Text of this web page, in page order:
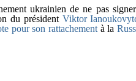
ukrainien de ne pas
du président Viktor
pour son rattachement à la